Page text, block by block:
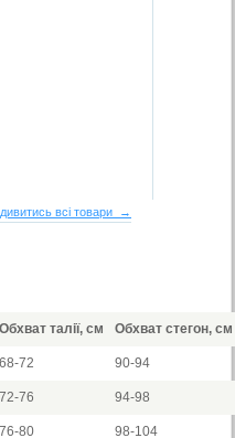
всі товари →
Обхват талії, см Обхват стегон, см
68-72 90-94
72-76 94-98
76-80 98-104